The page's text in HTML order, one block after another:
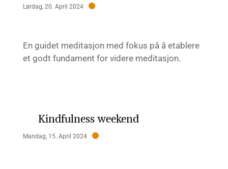
Lørdag, 20. April 2024
En guidet meditasjon med fokus på å etablere
et godt fundament for videre meditasjon.
Kindfulness weekend
Mandag, 15. April 2024